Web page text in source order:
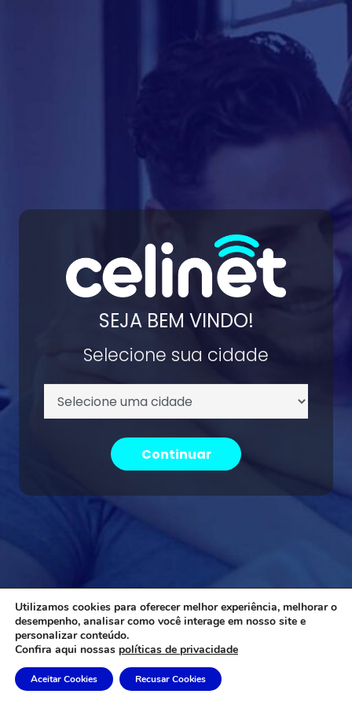
SEJA BEM VINDO!
Selecione sua cidade
Continuar
Utilizamos cookies para oferecer melhor experiência, melhorar o
desempenho, analisar como você interage em nosso site e
personalizar conteúdo.
Confira aqui nossas políticas de privacidade
Aceitar Cookies Recusar Cookies